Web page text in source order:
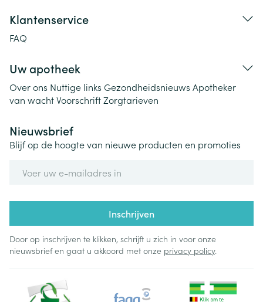
Klantenservice
FAQ
Uw apotheek
Over ons Nuttige links Gezondheidsnieuws Apotheker
van wachtVoorschriftZorgtarieven
Nieuwsbrief
Blijf op de hoogte van nieuwe producten en promoties
Inschrijven
Door op inschrijven te klikken, schrijft u zich in voor onze
nieuwsbrief en gaat u akkoord met onze privacy policy.